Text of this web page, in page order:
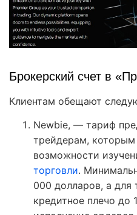
Брокерский счет в
Клиентам обещают
Newbie, — тариф
трейдерам, которым
возможности
торговли.
000 долларов, а для
кредитное плечо до